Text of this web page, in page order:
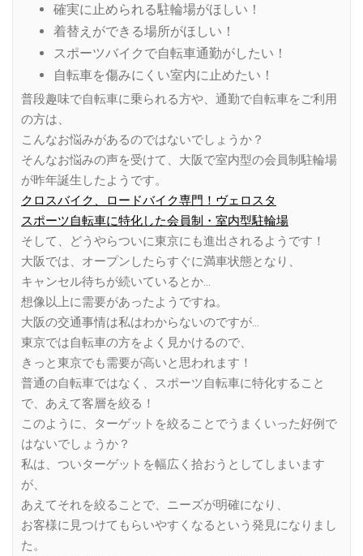
確実に止められる駐輪場がほしい！
着替えができる場所がほしい！
スポーツバイクで自転車通勤がしたい！
自転車を傷みにくい室内に止めたい！
普段趣味で自転車に乗られる方や、通勤で自転車をご利用
の方は、
こんなお悩みがあるのではないでしょうか？
そんなお悩みの声を受けて、大阪で室内型の会員制駐輪場
が昨年誕生したようです。
クロスバイク、ロードバイク専門！ヴェロスタ
スポーツ自転車に特化した会員制・室内型駐輪場
そして、どうやらついに東京にも進出されるようです！
大阪では、オープンしたらすぐに満車状態となり、
キャンセル待ちが続いているとか…
想像以上に需要があったようですね。
大阪の交通事情は私はわからないのですが…
東京では自転車の方をよく見かけるので、
きっと東京でも需要が高いと思われます！
普通の自転車ではなく、スポーツ自転車に特化すること
で、あえて客層を絞る！
このように、ターゲットを絞ることでうまくいった好例で
はないでしょうか？
私は、ついターゲットを幅広く拾おうとしてしまいます
が、
あえてそれを絞ることで、ニーズが明確になり、
お客様に見つけてもらいやすくなるという発見になりまし
た。